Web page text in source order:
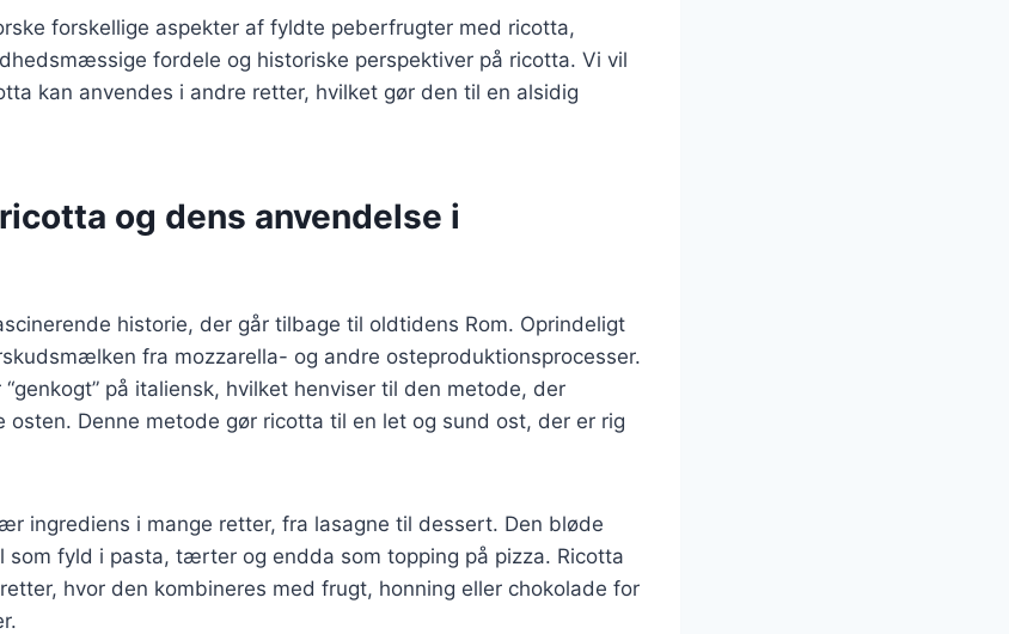
forskellige aspekter af fyldte peberfrugter med ricotta,
fordele og historiske perspektiver på ricotta. Vi vil
kan anvendes i andre retter, hvilket gør den til en alsidig
og dens anvendelse i
historie, der går tilbage til oldtidens Rom. Oprindeligt
fra mozzarella- og andre osteproduktionsprocesser.
“genkogt” på italiensk, hvilket henviser til den metode, der
osten. Denne metode gør ricotta til en let og sund ost, der er rig
ingrediens i mange retter, fra lasagne til dessert. Den bløde
som fyld i pasta, tærter og endda som topping på pizza. Ricotta
hvor den kombineres med frugt, honning eller chokolade for